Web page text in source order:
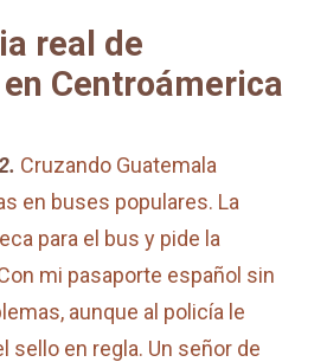
real de
Centroámerica
Cruzando Guatemala
en buses populares. La
para el bus y pide la
mi pasaporte español sin
aunque al policía le
sello en regla. Un señor de